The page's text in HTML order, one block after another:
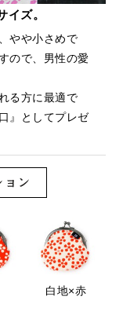
イズ。
やや小さめで
ので、男性の愛
る方に最適で
』としてプレゼ
白地×赤